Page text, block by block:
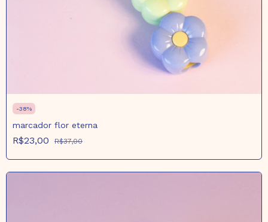
-38%
marcador flor eterna
R$23,00 R$37,00